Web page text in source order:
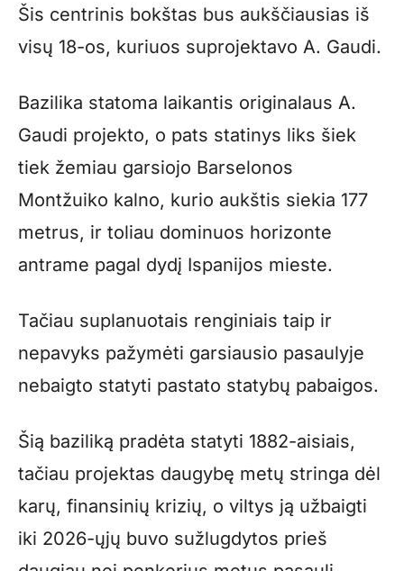
Šis centrinis bokštas bus aukščiausias iš
visų 18-os, kuriuos suprojektavo A. Gaudi.
Bazilika statoma laikantis originalaus A.
Gaudi projekto, o pats statinys liks šiek
tiek žemiau garsiojo Barselonos
Montžuiko kalno, kurio aukštis siekia 177
metrus, ir toliau dominuos horizonte
antrame pagal dydį Ispanijos mieste.
Tačiau suplanuotais renginiais taip ir
nepavyks pažymėti garsiausio pasaulyje
nebaigto statyti pastato statybų pabaigos.
Šią baziliką pradėta statyti 1882-aisiais,
tačiau projektas daugybę metų stringa dėl
karų, finansinių krizių, o viltys ją užbaigti
iki 2026-ųjų buvo sužlugdytos prieš